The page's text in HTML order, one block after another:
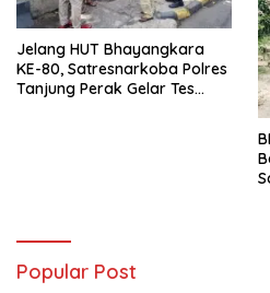
Jelang HUT Bhayangkara
KE-80, Satresnarkoba Polres
Tanjung Perak Gelar Tes
Popular Post